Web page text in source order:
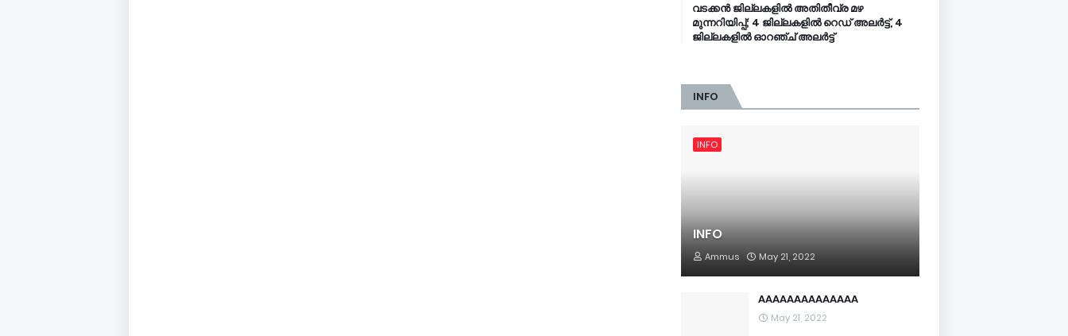
വടക്കൻ ജില്ലകളിൽ അതിതീവ്ര മഴ
മുന്നറിയിപ്പ്; 4 ജില്ലകളിൽ റെഡ് അലർട്ട്, 4
ജില്ലകളിൽ ഓറഞ്ച് അലർട്ട്
INFO
INFO
INFO
Ammus May 21, 2022
AAAAAAAAAAAAAA
May 21, 2022